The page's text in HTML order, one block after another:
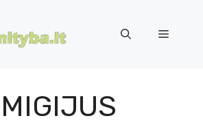
Meniu